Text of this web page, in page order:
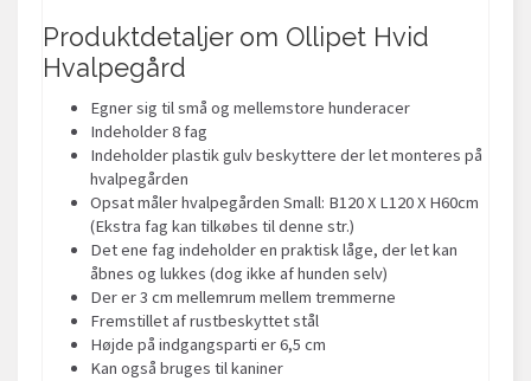
Produktdetaljer om Ollipet Hvid
Hvalpegård
Egner sig til små og mellemstore hunderacer
Indeholder 8 fag
Indeholder plastik gulv beskyttere der let monteres på
hvalpegården
Opsat måler hvalpegården Small: B120 X L120 X H60cm
(Ekstra fag kan tilkøbes til denne str.)
Det ene fag indeholder en praktisk låge, der let kan
åbnes og lukkes (dog ikke af hunden selv)
Der er 3 cm mellemrum mellem tremmerne
Fremstillet af rustbeskyttet stål
Højde på indgangsparti er 6,5 cm
Kan også bruges til kaniner